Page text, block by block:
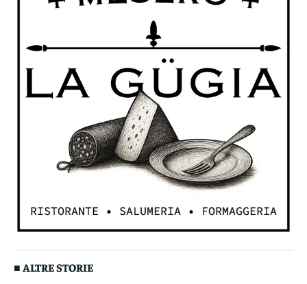
■ ALTRE STORIE